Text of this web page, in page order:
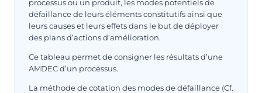
processus ou un produit, les modes potentiels de
défaillance de leurs éléments constitutifs ainsi que
leurs causes et leurs effets dans le but de déployer
des plans d’actions d’amélioration.
Ce tableau permet de consigner les résultats d’une
AMDEC d’un processus.
La méthode de cotation des modes de défaillance (Cf.